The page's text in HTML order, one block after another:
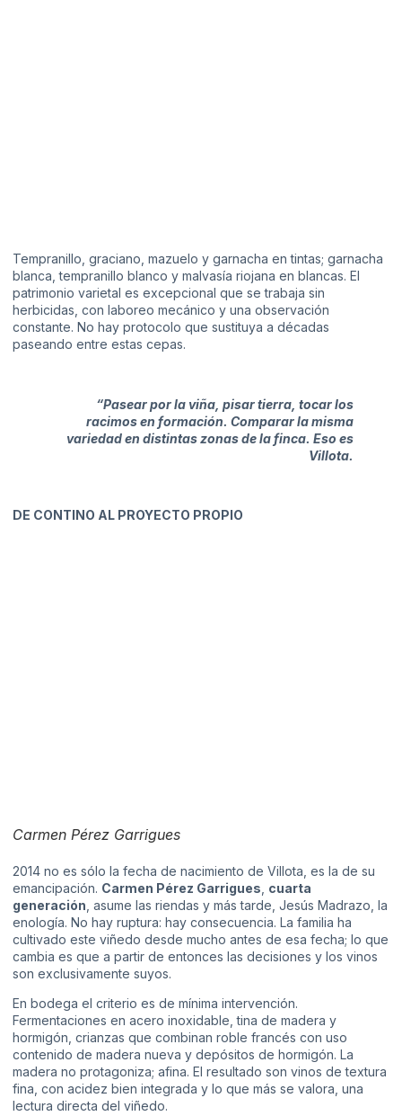
Tempranillo, graciano, mazuelo y garnacha en tintas; garnacha
blanca, tempranillo blanco y malvasía riojana en blancas. El
patrimonio varietal es excepcional que se trabaja sin
herbicidas, con laboreo mecánico y una observación
constante. No hay protocolo que sustituya a décadas
paseando entre estas cepas.
“Pasear por la viña, pisar tierra, tocar los
racimos en formación. Comparar la misma
variedad en distintas zonas de la finca. Eso es
Villota.
DE CONTINO AL PROYECTO PROPIO
Carmen Pérez Garrigues
2014 no es sólo la fecha de nacimiento de Villota, es la de su
emancipación. Carmen Pérez Garrigues cuarta
generación , asume las riendas y más tarde, Jesús Madrazo, la
enología. No hay ruptura: hay consecuencia. La familia ha
cultivado este viñedo desde mucho antes de esa fecha; lo que
cambia es que a partir de entonces las decisiones y los vinos
son exclusivamente suyos.
En bodega el criterio es de mínima intervención.
Fermentaciones en acero inoxidable, tina de madera y
hormigón, crianzas que combinan roble francés con uso
contenido de madera nueva y depósitos de hormigón. La
madera no protagoniza; afina. El resultado son vinos de textura
fina, con acidez bien integrada y lo que más se valora, una
lectura directa del viñedo.